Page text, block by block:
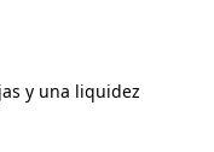
y una liquidez